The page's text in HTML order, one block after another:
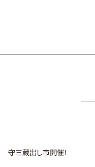
守三蔵出し市開催！